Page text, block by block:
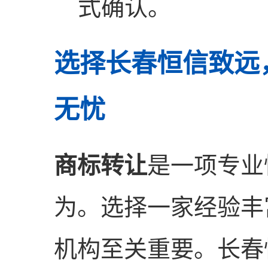
式确认。
选择长春恒信致
无忧
商标转让是一项专
为。选择一家经验
机构至关重要。长